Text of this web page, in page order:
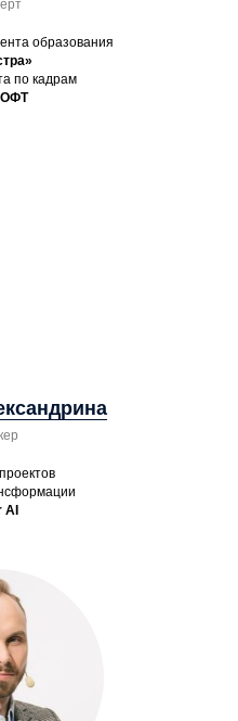
образования
по кадрам
AI